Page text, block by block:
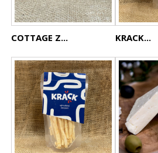
COTTAGE Z... KRACK...